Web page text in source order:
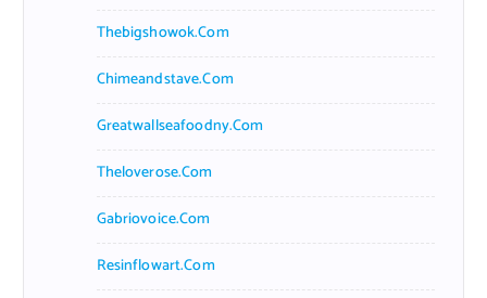
Thebigshowok.com
Chimeandstave.com
Greatwallseafoodny.com
Theloverose.com
Gabriovoice.com
Resinflowart.com